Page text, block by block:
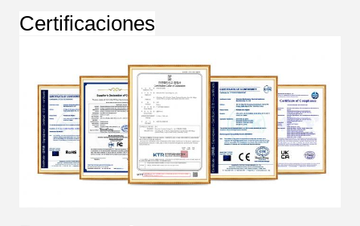
Certificaciones